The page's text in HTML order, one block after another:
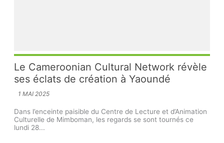
Le Cameroonian Cultural Network révèle
ses éclats de création à Yaoundé
1 MAI 2025
Dans l’enceinte paisible du Centre de Lecture et d’Animation
Culturelle de Mimboman, les regards se sont tournés ce
lundi 28...